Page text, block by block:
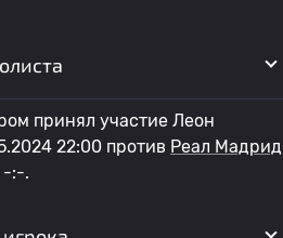
принял участие Леон
22:00 против Реал Мадрид
-:-.